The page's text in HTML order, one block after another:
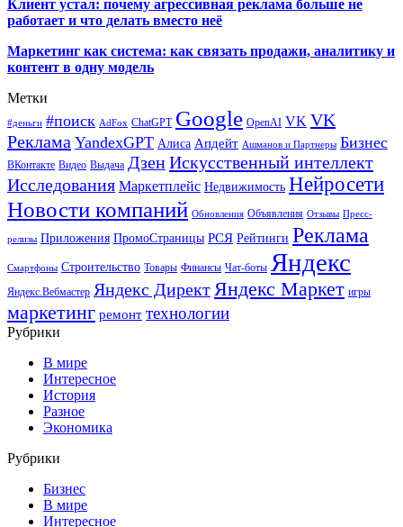
Клиент устал: почему агрессивная реклама больше не
работает и что делать вместо неё
Маркетинг как система: как связать продажи, аналитику и
контент в одну модель
Метки
#деньги #поиск AdFox ChatGPT Google OpenAI VK VK
Реклама YandexGPT Алиса Апдейт Ашманов и Партнеры Бизнес
ВКонтакте Видео Выдача ДзенИскусственный интеллект
Исследования Маркетплейс Недвижимость Нейросети
Новости компаний Обновления Объявления Отзывы Пресс-
релизы Приложения ПромоСтраницы РСЯ Рейтинги Реклама
Смартфоны Строительство Товары Финансы Чат-боты Яндекс
Яндекс.Вебмастер Яндекс Директ Яндекс Маркет игры
маркетинг ремонт технологии
Рубрики
В мире
Интересное
История
Разное
Экономика
Рубрики
Бизнес
В мире
Интересное